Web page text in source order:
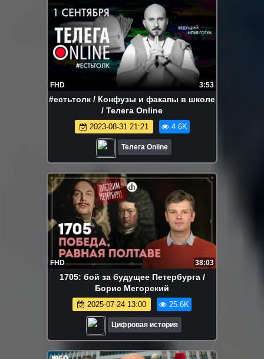
FHD 3:53
#естьтолк / Конфузы и факапы в школе
/ Телега Online
2023-08-31 21:21 4.6K
Телега Online
FHD 38:03
1705: бой за будущее Петербурга /
Борис Мегорский
2025-07-24 13:00 25.6K
Цифровая история